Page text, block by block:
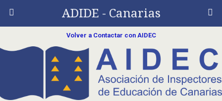
ADIDE - Canarias
Volver a Contactar con AIDEC